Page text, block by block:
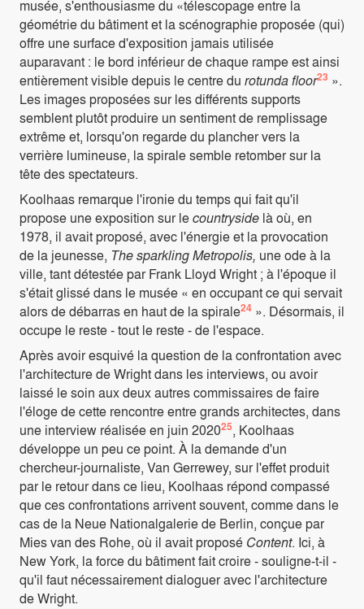
musée, s'enthousiasme du «télescopage entre la
géométrie du bâtiment et la scénographie proposée (qui)
offre une surface d'exposition jamais utilisée
auparavant : le bord inférieur de chaque rampe est ainsi
entièrement visible depuis le centre du rotunda floor23 ».
Les images proposées sur les différents supports
semblent plutôt produire un sentiment de remplissage
extrême et, lorsqu'on regarde du plancher vers la
verrière lumineuse, la spirale semble retomber sur la
tête des spectateurs.
Koolhaas remarque l'ironie du temps qui fait qu'il
propose une exposition sur lecountryside là où, en
1978, il avait proposé, avec l'énergie et la provocation
de la jeunesse, The sparkling Metropolis, une ode à la
ville, tant détestée par Frank Lloyd Wright ; à l'époque il
s'était glissé dans le musée « en occupant ce qui servait
alors de débarras en haut de la spirale24 ». Désormais, il
occupe le reste - tout le reste - de l'espace.
Après avoir esquivé la question de la confrontation avec
l'architecture de Wright dans les interviews, ou avoir
laissé le soin aux deux autres commissaires de faire
l'éloge de cette rencontre entre grands architectes, dans
une interview réalisée en juin 202025, Koolhaas
développe un peu ce point. À la demande d'un
chercheur-journaliste, Van Gerrewey, sur l'effet produit
par le retour dans ce lieu, Koolhaas répond compassé
que ces confrontations arrivent souvent, comme dans le
cas de la Neue Nationalgalerie de Berlin, conçue par
Mies van des Rohe, où il avait proposé Content. Ici, à
New York, la force du bâtiment fait croire - souligne-t-il -
qu'il faut nécessairement dialoguer avec l'architecture
de Wright.